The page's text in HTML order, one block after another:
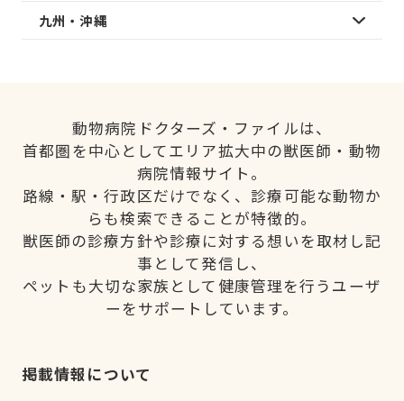
九州・沖縄
動物病院ドクターズ・ファイルは、
首都圏を中心としてエリア拡大中の獣医師・動物
病院情報サイト。
路線・駅・行政区だけでなく、診療可能な動物か
らも検索できることが特徴的。
獣医師の診療方針や診療に対する想いを取材し記
事として発信し、
ペットも大切な家族として健康管理を行うユーザ
ーをサポートしています。
掲載情報について